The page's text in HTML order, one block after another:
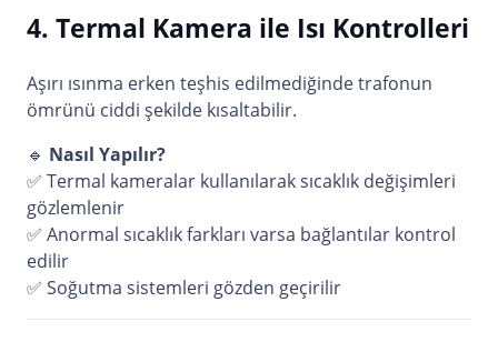
4. Termal Kamera ile Isı Kontrolleri
Aşırı ısınma erken teşhis edilmediğinde trafonun
ömrünü ciddi şekilde kısaltabilir.
🔹 Nasıl Yapılır?
✅ Termal kameralar kullanılarak sıcaklık değişimleri
gözlemlenir
✅ Anormal sıcaklık farkları varsa bağlantılar kontrol
edilir
✅ Soğutma sistemleri gözden geçirilir